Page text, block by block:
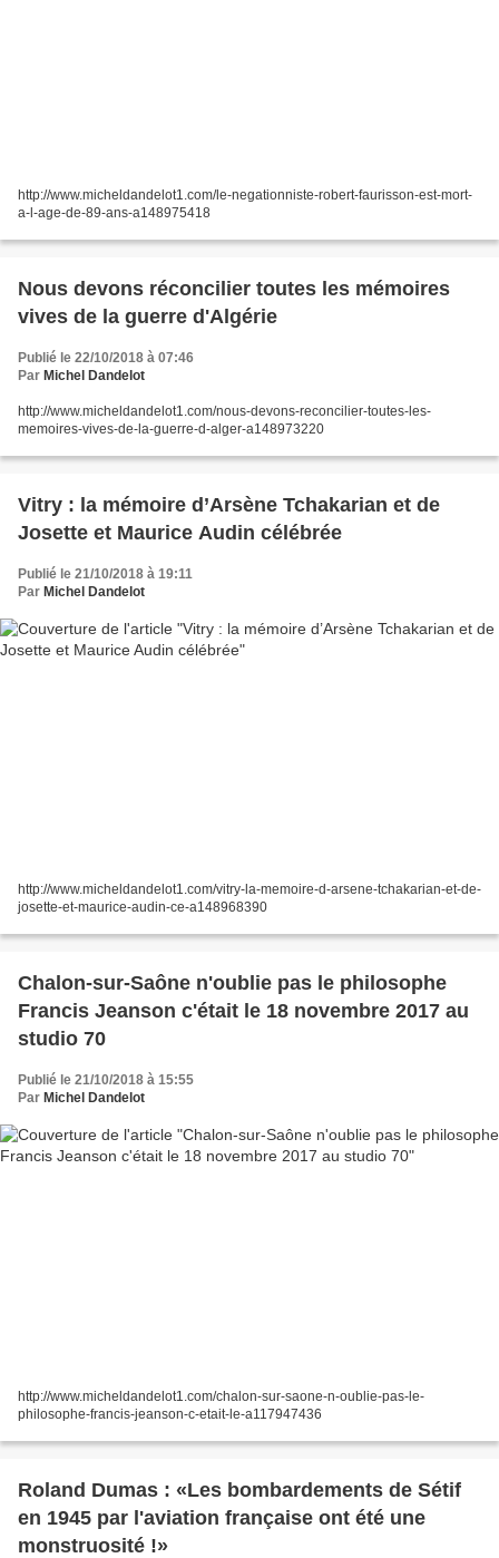
http://www.micheldandelot1.com/le-negationniste-robert-faurisson-est-mort-
a-l-age-de-89-ans-a148975418
Nous devons réconcilier toutes les mémoires
vives de la guerre d'Algérie
Publié le 22/10/2018 à 07:46
Par Michel Dandelot
http://www.micheldandelot1.com/nous-devons-reconcilier-toutes-les-
memoires-vives-de-la-guerre-d-alger-a148973220
Vitry : la mémoire d’Arsène Tchakarian et de
Josette et Maurice Audin célébrée
Publié le 21/10/2018 à 19:11
Par Michel Dandelot
http://www.micheldandelot1.com/vitry-la-memoire-d-arsene-tchakarian-et-de-
josette-et-maurice-audin-ce-a148968390
Chalon-sur-Saône n'oublie pas le philosophe
Francis Jeanson c'était le 18 novembre 2017 au
studio 70
Publié le 21/10/2018 à 15:55
Par Michel Dandelot
http://www.micheldandelot1.com/chalon-sur-saone-n-oublie-pas-le-
philosophe-francis-jeanson-c-etait-le-a117947436
Roland Dumas : «Les bombardements de Sétif
en 1945 par l'aviation française ont été une
monstruosité !»